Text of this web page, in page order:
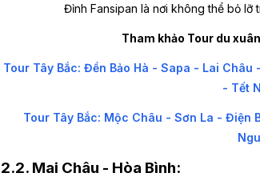
Đỉnh Fansipan là nơi không thể bỏ lỡ
Tham khảo Tour du
Tour Tây Bắc: Đền Bảo Hà - Sapa - Lai
- Tết
Tour Tây Bắc: Mộc Châu - Sơn La - Điện
2.2. Mai Châu - Hòa Bình: